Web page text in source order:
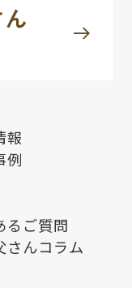
arrow_right_alt
報
例
るご質問
さんコラム